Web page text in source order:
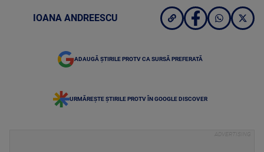
IOANA ANDREESCU
ADAUGĂ ȘTIRILE PROTV CA SURSĂ PREFERATĂ
URMĂREȘTE ȘTIRILE PROTV ÎN GOOGLE DISCOVER